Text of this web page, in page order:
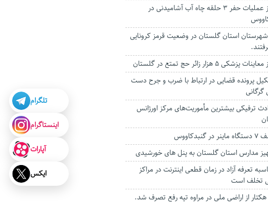
آغاز عملیات حفر ۳ حلقه چاه آب آشامیدنی در
استان گلستان در وضعیت قرمز کرونایی
پزشکی ۵ هزار زائر حج تمتع در گلستان
پرونده قضایی در ارتباط با ضرب و جرح دست
ترفیکی بیشترین مأموریت‌های مرکز اورژانس
در گنبدكاووس
مدارس استان گلستان به پنل های خورشیدی
تعرفه آزاد در زمان قطعی اینترنت در مراکز
تخلف است
تلگرام
اینستاگرام
آپارات
ایکس